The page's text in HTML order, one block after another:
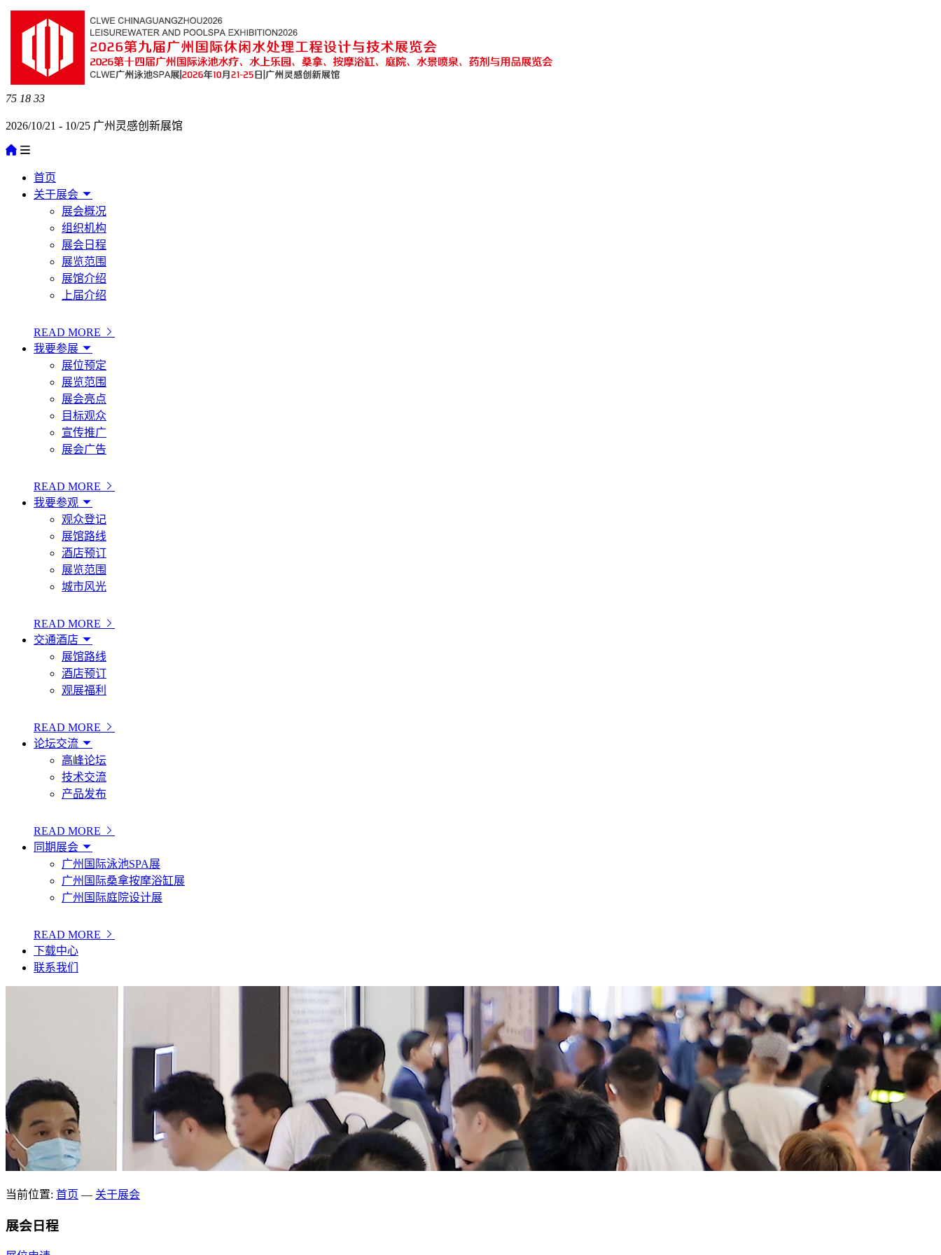
75 18 33
2026/10/21 - 10/25 广州灵感创新展馆
首页
关于展会
展会概况
组织机构
展会日程
展览范围
展馆介绍
上届介绍
READ MORE
我要参展
展位预定
展览范围
展会亮点
目标观众
宣传推广
展会广告
READ MORE
我要参观
观众登记
展馆路线
酒店预订
展览范围
城市风光
READ MORE
交通酒店
展馆路线
酒店预订
观展福利
READ MORE
论坛交流
高峰论坛
技术交流
产品发布
READ MORE
同期展会
广州国际泳池SPA展
广州国际桑拿按摩浴缸展
广州国际庭院设计展
READ MORE
下载中心
联系我们
当前位置: 首页 — 关于展会
展会日程